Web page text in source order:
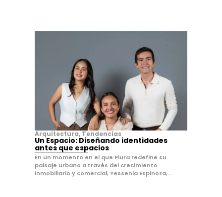
Arquitectura, Tendencias
Un Espacio: Diseñando identidades
antes que espacios
En un momento en el que Piura redefine su
paisaje urbano a través del crecimiento
inmobiliario y comercial, Yessenia Espinoza,...